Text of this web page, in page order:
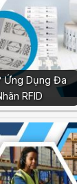
Ứng Dụng Đa
RFID